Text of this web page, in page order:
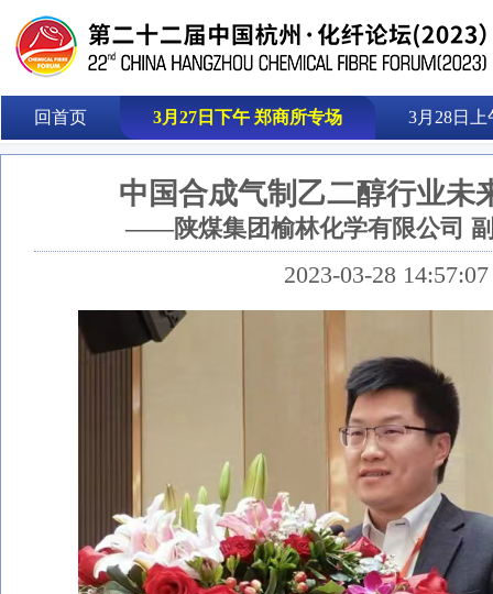
回首页 3月27日下午 郑商所专场 3月28日上
中国合成气制乙二醇行业未
——陕煤集团榆林化学有限公司
2023-03-28 14:57:07